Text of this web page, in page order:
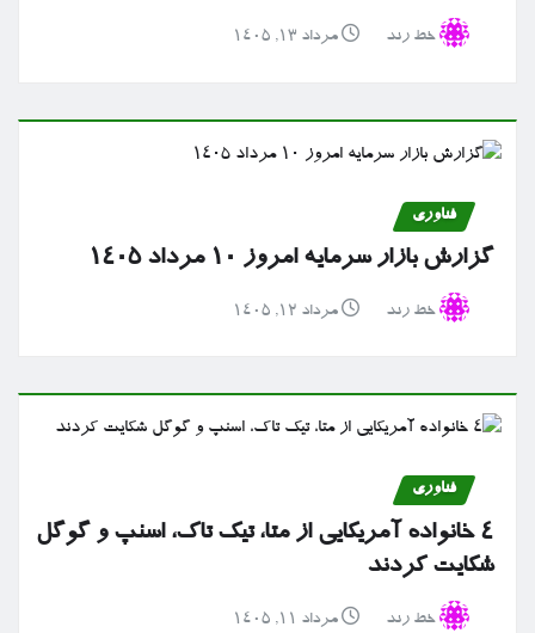
خط رند مرداد ۱۳, ۱۴۰۵
فناوری
گزارش بازار سرمایه امروز ۱۰ مرداد ۱۴۰۵
خط رند مرداد ۱۲, ۱۴۰۵
فناوری
۴ خانواده آمریکایی از متا، تیک تاک، اسنپ و گوگل
شکایت کردند
خط رند مرداد ۱۱, ۱۴۰۵